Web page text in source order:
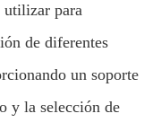
utilizar para
de diferentes
un soporte
y la selección de